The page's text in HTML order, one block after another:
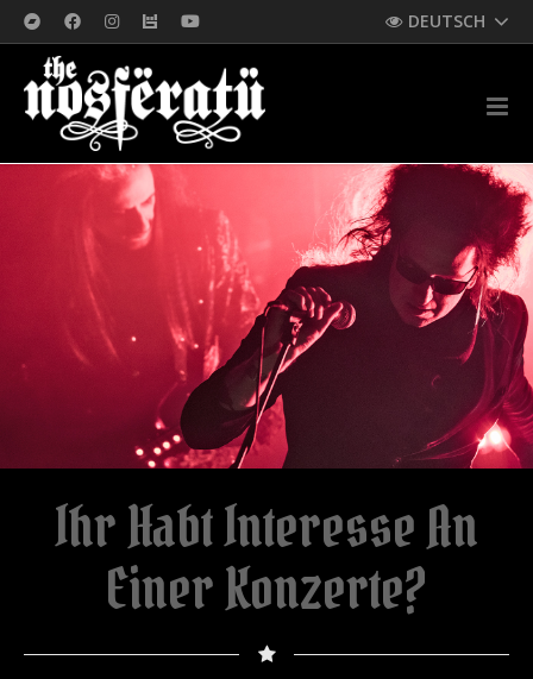
DEUTSCH
Ihr Habt Interesse An
Einer Konzerte?